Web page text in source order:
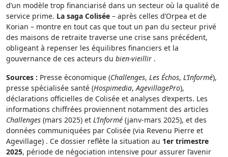
d’un modèle trop financiarisé dans un secteur où la qualité de
service prime. La saga Colisée – après celles d’Orpea et de
Korian – montre en tout cas que tout un pan du secteur privé
des maisons de retraite traverse une crise sans précédent,
obligeant à repenser les équilibres financiers et la
gouvernance de ces acteurs du bien-vieillir .
Sources : Presse économique (Challenges, Les Échos, L’Informé),
presse spécialisée santé (Hospimedia,AgevillagePro),
déclarations officielles de Colisée et analyses d’experts. Les
informations chiffrées proviennent notamment des articles
Challenges (mars 2025) et L’Informé (janv-mars 2025), et des
données communiquées par Colisée (via Revenu Pierre et
Agevillage) . Ce dossier reflète la situation au 1er trimestre
2025, période de négociation intensive pour assurer l’avenir